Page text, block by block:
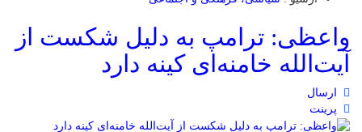
واعظی: ترامپ به دلیل شکست از
آیت‌الله خامنه‌ای کینه دارد
ارسال
پرینت